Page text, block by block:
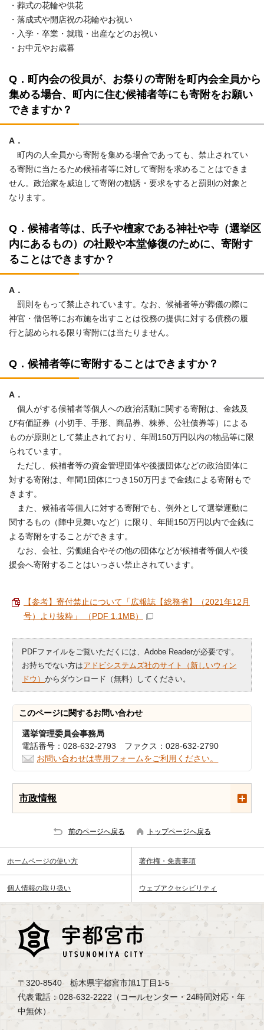
・葬式の花輪や供花
・落成式や開店祝の花輪やお祝い
・入学・卒業・就職・出産などのお祝い
・お中元やお歳暮
Q．町内会の役員が、お祭りの寄附を町内会全員から
集める場合、町内に住む候補者等にも寄附をお願い
できますか？
A．
町内の人全員から寄附を集める場合であっても、禁止されてい
る寄附に当たるため候補者等に対して寄附を求めることはできま
せん。政治家を威迫して寄附の勧誘・要求をすると罰則の対象と
なります。
Q．候補者等は、氏子や檀家である神社や寺（選挙区
内にあるもの）の社殿や本堂修復のために、寄附す
ることはできますか？
A．
罰則をもって禁止されています。なお、候補者等が葬儀の際に
神官・僧侶等にお布施を出すことは役務の提供に対する債務の履
行と認められる限り寄附には当たりません。
Q．候補者等に寄附することはできますか？
A．
個人がする候補者等個人への政治活動に関する寄附は、金銭及
び有価証券（小切手、手形、商品券、株券、公社債券等）による
ものが原則として禁止されており、年間150万円以内の物品等に限
られています。
ただし、候補者等の資金管理団体や後援団体などの政治団体に
対する寄附は、年間1団体につき150万円まで金銭による寄附もで
きます。
また、候補者等個人に対する寄附でも、例外として選挙運動に
関するもの（陣中見舞いなど）に限り、年間150万円以内で金銭に
よる寄附をすることができます。
なお、会社、労働組合やその他の団体などが候補者等個人や後
援会へ寄附することはいっさい禁止されています。
【参考】寄付禁止について「広報誌【総務省】（2021年12月
号）より抜粋」 （PDF 1.1MB）
PDFファイルをご覧いただくには、Adobe Readerが必要です。
お持ちでない方はアドビシステムズ社のサイト（新しいウィン
ドウ）からダウンロード（無料）してください。
このページに関するお問い合わせ
選挙管理委員会事務局
電話番号：028-632-2793 ファクス：028-632-2790
お問い合わせは専用フォームをご利用ください。
市政情報
前のページへ戻る トップページへ戻る
ホームページの使い方 著作権・免責事項
個人情報の取り扱い ウェブアクセシビリティ
〒320-8540 栃木県宇都宮市旭1丁目1-5
代表電話：028-632-2222（コールセンター・24時間対応・年
中無休）